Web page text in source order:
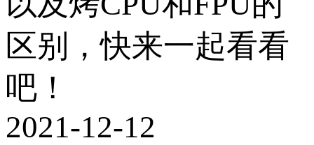
区别，快来一起看看
吧！
2021-12-12